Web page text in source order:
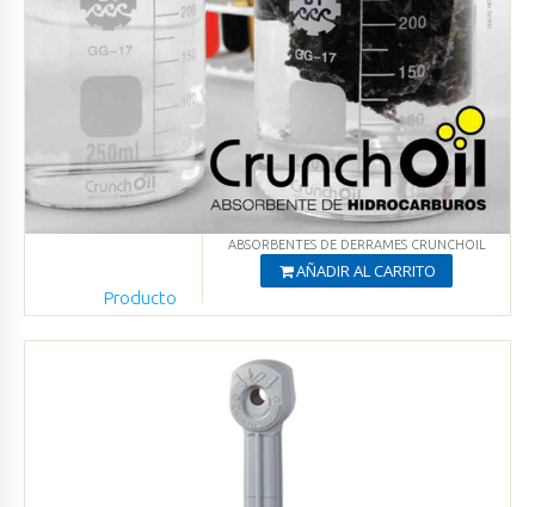
ABSORBENTES DE DERRAMES CRUNCHOIL
AÑADIR AL CARRITO
Producto
Ver productos